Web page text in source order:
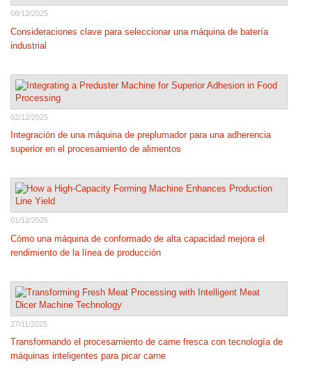
08/12/2025
Consideraciones clave para seleccionar una máquina de batería
industrial
02/12/2025
Integración de una máquina de preplumador para una adherencia
superior en el procesamiento de alimentos
01/12/2025
Cómo una máquina de conformado de alta capacidad mejora el
rendimiento de la línea de producción
27/11/2025
Transformando el procesamiento de carne fresca con tecnología de
máquinas inteligentes para picar carne